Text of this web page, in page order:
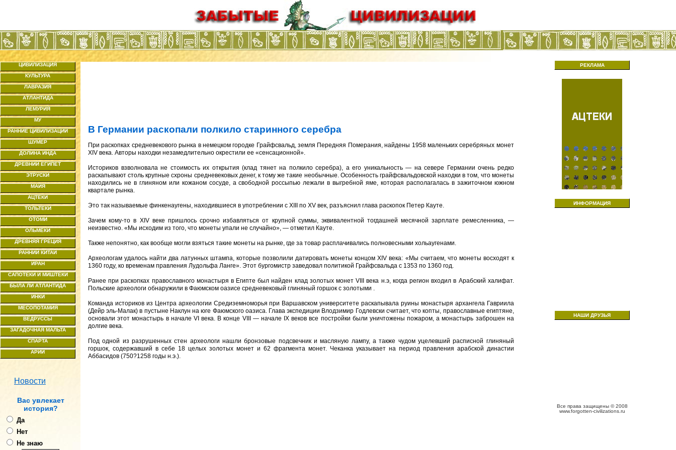
ЦИВИЛИЗАЦИЯ
КУЛЬТУРА
ЛАВРАЗИЯ
АТЛАНТИДА
ЛЕМУРИЯ
МУ
РАННИЕ ЦИВИЛИЗАЦИИ
ШУМЕР
ДОЛИНА ИНДА
ДРЕВНИЙ ЕГИПЕТ
ЭТРУСКИ
МАЙЯ
АЦТЕКИ
ТОЛЬТЕКИ
ОТОМИ
ОЛЬМЕКИ
ДРЕВНЯЯ ГРЕЦИЯ
РАННИЙ КИТАЙ
ИРАН
САПОТЕКИ И МИШТЕКИ
БЫЛА ЛИ АТЛАНТИДА
ИНКИ
МЕСОПОТАМИЯ
ВЕДРУССЫ
ЗАГАДОЧНАЯ МАЛЬТА
СПАРТА
АРИИ
Новости
Ваc увлекает
история?
Да
Нет
Не знаю
РЕКЛАМА
ИНФОРМАЦИЯ
НАШИ ДРУЗЬЯ
Все права защищены © 2008
www.forgotten-civilizations.ru
В Германии раскопали полкило старинного серебра
При раскопках средневекового рынка в немецком городке Грайфсвальд, земля Передняя Померания, найдены 1958 маленьких серебряных монет
XIV века. Авторы находки незамедлительно окрестили ее «сенсационной».
Историков взволновала не стоимость их открытия (клад тянет на полкило серебра), а его уникальность — на севере Германии очень редко
раскапывают столь крупные схроны средневековых денег, к тому же такие необычные. Особенность грайфсвальдовской находки в том, что монеты
находились не в глиняном или кожаном сосуде, а свободной россыпью лежали в выгребной яме, которая располагалась в зажиточном южном
квартале рынка.
Это так называемые финкенаугены, находившиеся в употреблении с XIII по XV век, разъяснил глава раскопок Петер Кауте.
Зачем кому-то в XIV веке пришлось срочно избавляться от крупной суммы, эквивалентной тогдашней месячной зарплате ремесленника, —
неизвестно. «Мы исходим из того, что монеты упали не случайно», — отметил Кауте.
Также непонятно, как вообще могли взяться такие монеты на рынке, где за товар расплачивались полновесными хольаугенами.
Археологам удалось найти два латунных штампа, которые позволили датировать монеты концом XIV века: «Мы считаем, что монеты восходят к
1360 году, ко временам правления Лудольфа Ланге». Этот бургомистр заведовал политикой Грайфсвальда с 1353 по 1360 год.
Ранее при раскопках православного монастыря в Египте был найден клад золотых монет VIII века н.э, когда регион входил в Арабский халифат.
Польские археологи обнаружили в Фаюмском оазисе средневековый глиняный горшок с золотыми .
Команда историков из Центра археологии Средиземноморья при Варшавском университете раскапывала руины монастыря архангела Гавриила
(Дейр эль-Малак) в пустыне Наклун на юге Фаюмского оазиса. Глава экспедиции Влодзимир Годлевски считает, что копты, православные египтяне,
основали этот монастырь в начале VI века. В конце VIII — начале IX веков все постройки были уничтожены пожаром, а монастырь заброшен на
долгие века.
Под одной из разрушенных стен археологи нашли бронзовые подсвечник и масляную лампу, а также чудом уцелевший расписной глиняный
горшок, содержавший в себе 18 целых золотых монет и 62 фрагмента монет. Чеканка указывает на период правления арабской династии
Аббасидов (750?1258 годы н.э.).